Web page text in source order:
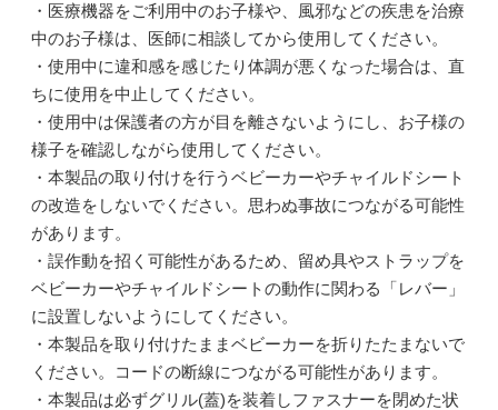
・医療機器をご利用中のお子様や、風邪などの疾患を治療
中のお子様は、医師に相談してから使用してください。
・使用中に違和感を感じたり体調が悪くなった場合は、直
ちに使用を中止してください。
・使用中は保護者の方が目を離さないようにし、お子様の
様子を確認しながら使用してください。
・本製品の取り付けを行うベビーカーやチャイルドシート
の改造をしないでください。思わぬ事故につながる可能性
があります。
・誤作動を招く可能性があるため、留め具やストラップを
ベビーカーやチャイルドシートの動作に関わる「レバー」
に設置しないようにしてください。
・本製品を取り付けたままベビーカーを折りたたまないで
ください。コードの断線につながる可能性があります。
・本製品は必ずグリル(蓋)を装着しファスナーを閉めた状